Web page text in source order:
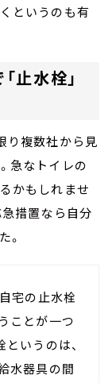
というのも有
止水栓」
り複数社から見
急なトイレの
かもしれませ
急措置なら自分
。
宅の止水栓
ことが一つ
いうのは、
水器具の間